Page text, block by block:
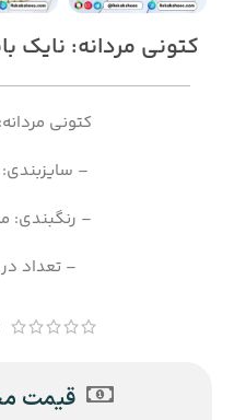
کتونی مردانه: نایک
کتونی
– سایزبندی:
– رنگبندی:
– تعداد در
قیمت